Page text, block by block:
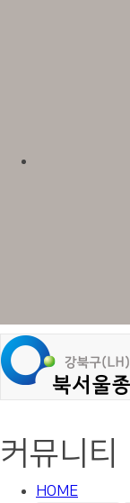
커뮤니티
HOME